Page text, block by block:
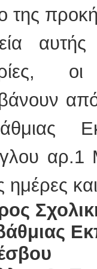
της
από
αρ.1
ημέρες